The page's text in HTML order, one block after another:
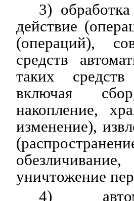
3)
действие
(операций),
средств
таких
включая
накопление,
изменение),
уничтожение
4)